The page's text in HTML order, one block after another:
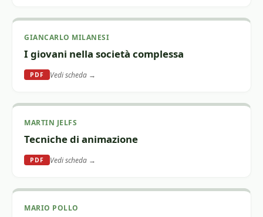
GIANCARLO MILANESI
I giovani nella società complessa
PDF Vedi scheda →
MARTIN JELFS
Tecniche di animazione
PDF Vedi scheda →
MARIO POLLO